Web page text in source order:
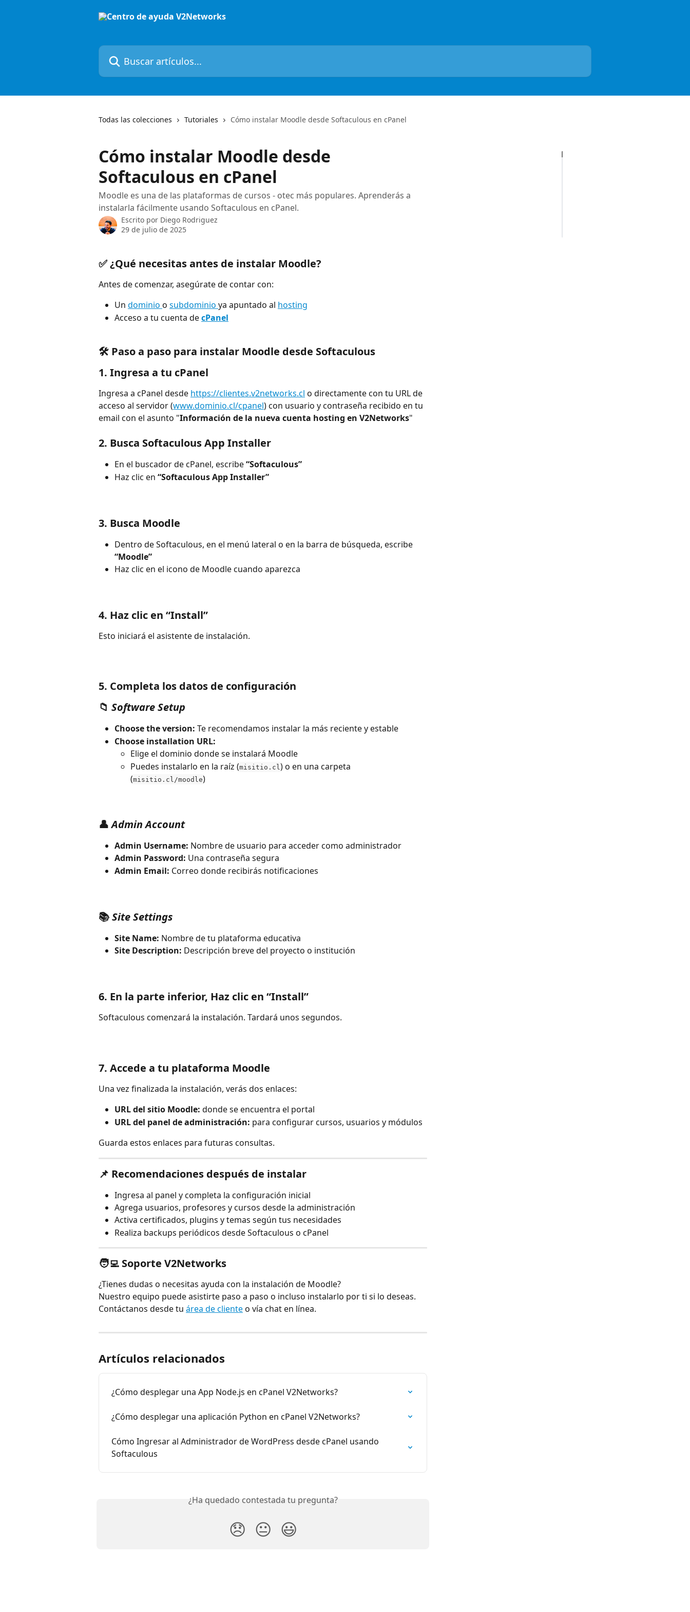
Buscar artículos...
Todas las colecciones Tutoriales Cómo instalar Moodle desde Softaculous en cPanel
Cómo instalar Moodle desde
Softaculous en cPanel
Moodle es una de las plataformas de cursos - otec más populares. Aprenderás a
instalarla fácilmente usando Softaculous en cPanel.
Escrito por Diego Rodriguez
29 de julio de 2025
✅ ¿Qué necesitas antes de instalar Moodle?
Antes de comenzar, asegúrate de contar con:
Un dominio o subdominio ya apuntado al hosting
Acceso a tu cuenta de cPanel
🛠 Paso a paso para instalar Moodle desde Softaculous
1. Ingresa a tu cPanel
Ingresa a cPanel desde https://clientes.v2networks.cl o directamente con tu URL de
acceso al servidor (www.dominio.cl/cpanel) con usuario y contraseña recibido en tu
email con el asunto "Información de la nueva cuenta hosting en V2Networks"
2. Busca Softaculous App Installer
En el buscador de cPanel, escribe “Softaculous”
Haz clic en “Softaculous App Installer”
3. Busca Moodle
Dentro de Softaculous, en el menú lateral o en la barra de búsqueda, escribe
“Moodle”
Haz clic en el icono de Moodle cuando aparezca
4. Haz clic en “Install”
Esto iniciará el asistente de instalación.
5. Completa los datos de configuración
📁 Software Setup
Choose the version: Te recomendamos instalar la más reciente y estable
Choose installation URL:
Elige el dominio donde se instalará Moodle
Puedes instalarlo en la raíz (misitio.cl ) o en una carpeta
(misitio.cl/moodle)
👤 Admin Account
Admin Username: Nombre de usuario para acceder como administrador
Admin Password: Una contraseña segura
Admin Email: Correo donde recibirás notificaciones
📚 Site Settings
Site Name: Nombre de tu plataforma educativa
Site Description: Descripción breve del proyecto o institución
6. En la parte inferior, Haz clic en “Install”
Softaculous comenzará la instalación. Tardará unos segundos.
7. Accede a tu plataforma Moodle
Una vez finalizada la instalación, verás dos enlaces:
URL del sitio Moodle: donde se encuentra el portal
URL del panel de administración: para configurar cursos, usuarios y módulos
Guarda estos enlaces para futuras consultas.
📌 Recomendaciones después de instalar
Ingresa al panel y completa la configuración inicial
Agrega usuarios, profesores y cursos desde la administración
Activa certificados, plugins y temas según tus necesidades
Realiza backups periódicos desde Softaculous o cPanel
🧑‍💻 Soporte V2Networks
¿Tienes dudas o necesitas ayuda con la instalación de Moodle?
Nuestro equipo puede asistirte paso a paso o incluso instalarlo por ti si lo deseas.
Contáctanos desde tu área de cliente o vía chat en línea.
Artículos relacionados
¿Cómo desplegar una App Node.js en cPanel V2Networks?
¿Cómo desplegar una aplicación Python en cPanel V2Networks?
Cómo Ingresar al Administrador de WordPress desde cPanel usando
Softaculous
¿Ha quedado contestada tu pregunta?
😞 😐 😃